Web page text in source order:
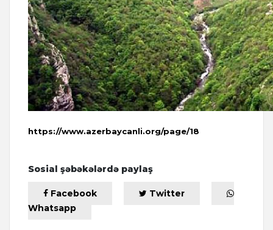
https://www.azerbaycanli.org/page/18
Sosial şəbəkələrdə paylaş
Facebook
Twitter
Whatsapp